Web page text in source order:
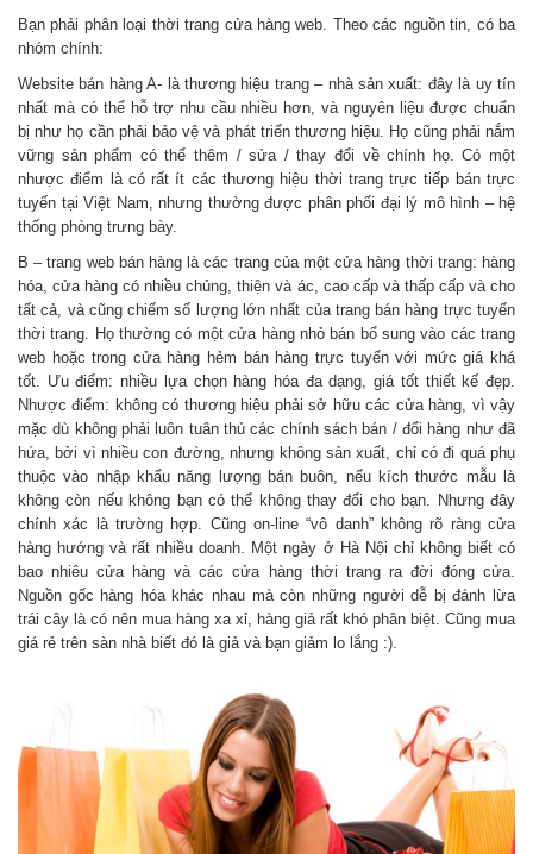
Bạn phải phân loại thời trang cửa hàng web. Theo các nguồn tin, có ba
nhóm chính:
Website bán hàng A- là thương hiệu trang – nhà sản xuất: đây là uy tín
nhất mà có thể hỗ trợ nhu cầu nhiều hơn, và nguyên liệu được chuẩn
bị như họ cần phải bảo vệ và phát triển thương hiệu. Họ cũng phải nắm
vững sản phẩm có thể thêm / sửa / thay đổi về chính họ. Có một
nhược điểm là có rất ít các thương hiệu thời trang trực tiếp bán trực
tuyến tại Việt Nam, nhưng thường được phân phối đại lý mô hình – hệ
thống phòng trưng bày.
B – trang web bán hàng là các trang của một cửa hàng thời trang: hàng
hóa, cửa hàng có nhiều chủng, thiện và ác, cao cấp và thấp cấp và cho
tất cả, và cũng chiếm số lượng lớn nhất của trang bán hàng trực tuyến
thời trang. Họ thường có một cửa hàng nhỏ bán bổ sung vào các trang
web hoặc trong cửa hàng hẻm bán hàng trực tuyến với mức giá khá
tốt. Ưu điểm: nhiều lựa chọn hàng hóa đa dạng, giá tốt thiết kế đẹp.
Nhược điểm: không có thương hiệu phải sở hữu các cửa hàng, vì vậy
mặc dù không phải luôn tuân thủ các chính sách bán / đổi hàng như đã
hứa, bởi vì nhiều con đường, nhưng không sản xuất, chỉ có đi quá phụ
thuộc vào nhập khẩu năng lượng bán buôn, nếu kích thước mẫu là
không còn nếu không bạn có thể không thay đổi cho bạn. Nhưng đây
chính xác là trường hợp. Cũng on-line “vô danh” không rõ ràng cửa
hàng hướng và rất nhiều doanh. Một ngày ở Hà Nội chỉ không biết có
bao nhiêu cửa hàng và các cửa hàng thời trang ra đời đóng cửa.
Nguồn gốc hàng hóa khác nhau mà còn những người dễ bị đánh lừa
trái cây là có nên mua hàng xa xỉ, hàng giả rất khó phân biệt. Cũng mua
giá rẻ trên sàn nhà biết đó là giả và bạn giảm lo lắng :).